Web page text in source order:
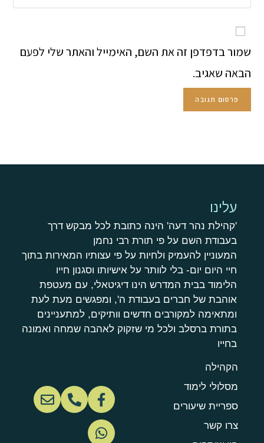
שמור בדפדפן זה את השם, האימייל והאתר שלי לפעם
הבאה שאגיב.
עלינו
'קהילת נהר דעה' הינה כתובת לכל מבקש דרך
בעבודת השם על פי תורת רבי נחמן
המעוניין להעמיק ולחיות על פי עצותיו המאירות בתוך
חיי היום יום- בלי לוותר על אישיותו וסגנון חייו
הלימוד בבית המדרש הינו דיגיטאלי, עם מעטפת
אוהבת של חברים בעבודת ה', ומפגשים מעת לעת
ומתאימה למקורבים חדשים וותיקים, למתעניינים
בתורת ברסלב ולכל מי שזקוק לאהבה שמחה ואמונה
בחייו
הקהילה
מסלולי לימוד
ספריית שיעורים
צרו קשר